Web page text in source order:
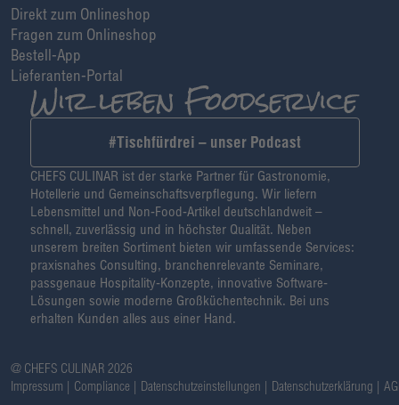
Direkt zum Onlineshop
Fragen zum Onlineshop
Bestell-App
Lieferanten-Portal
#Tischfürdrei – unser Podcast
CHEFS CULINAR ist der starke Partner für Gastronomie,
Hotellerie und Gemeinschaftsverpflegung. Wir liefern
Lebensmittel und Non-Food-Artikel deutschlandweit –
schnell, zuverlässig und in höchster Qualität. Neben
unserem breiten Sortiment bieten wir umfassende Services:
praxisnahes Consulting, branchenrelevante Seminare,
passgenaue Hospitality-Konzepte, innovative Software-
Lösungen sowie moderne Großküchentechnik. Bei uns
erhalten Kunden alles aus einer Hand.
@ CHEFS CULINAR 2026
Impressum
Compliance Datenschutzeinstellungen Datenschutzerklärung